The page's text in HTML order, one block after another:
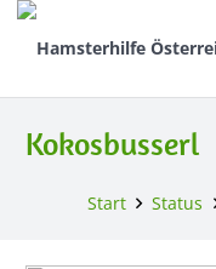
Kokosbusserl
Start Status